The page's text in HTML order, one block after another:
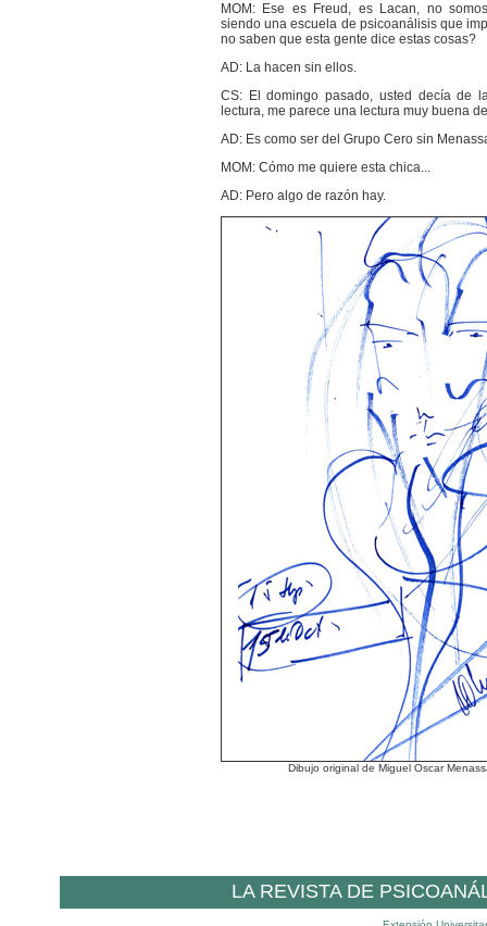
MOM: Ese es Freud, es Lacan, no
siendo una escuela de psicoanálisis que
no saben que esta gente dice estas cosas?
AD: La hacen sin ellos.
CS: El domingo pasado, usted decía de
lectura, me parece una lectura muy buena
AD: Es como ser del Grupo Cero sin
MOM: Cómo me quiere esta chica...
AD: Pero algo de razón hay.
Dibujo original de Miguel Oscar
LA REVISTA DE